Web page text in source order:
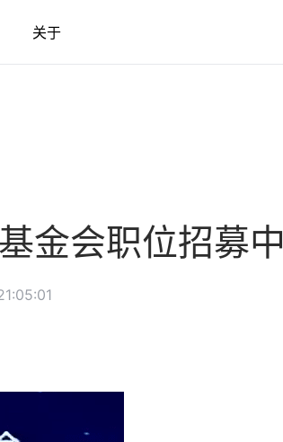
关于
金会职位招募中